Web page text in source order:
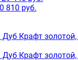
810 руб.
Дуб Крафт
Крафт